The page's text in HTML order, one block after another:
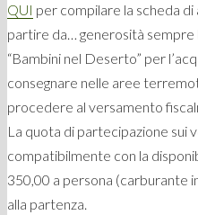
QUI per compilare la scheda
partire da… generosità
“Bambini nel Deserto” per
consegnare nelle aree
procedere al versamento
La quota di partecipazione sui
compatibilmente con la
350,00 a persona (carburante
alla partenza.